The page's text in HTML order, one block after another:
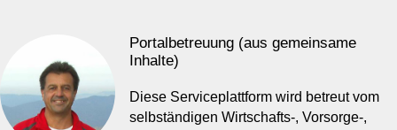
Portalbetreuung (aus gemeinsame
Inhalte)
Diese Serviceplattform wird betreut vom
selbständigen Wirtschafts-, Vorsorge-,